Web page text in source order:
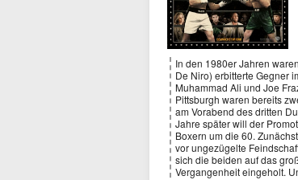
In den 1980er Jahren
De Niro) erbitterte Gegner
Muhammad Ali und Joe
Pittsburgh waren bereits
am Vorabend des dritten
Jahre später will der
Boxern um die 60.
vor ungezügelte
sich die beiden auf das
Vergangenheit eingeholt.